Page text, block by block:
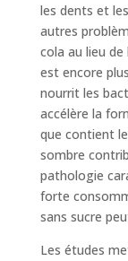
les dents et
autres
cola au lieu
est encore
nourrit les
accélère la
que contient
sombre
pathologie
forte
sans sucre
Les études